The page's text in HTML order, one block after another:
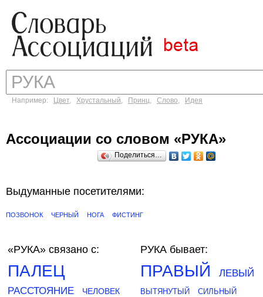
Например: Цвет, Хрустальный, Принц, Слово, Идея
Ассоциации со словом «РУКА»
Поделиться…
Выдуманные посетителями:
ПОЗВОНОК ЧЕРНЫЙ НОГА ФИСТИНГ
«РУКА» связано с:
ПАЛЕЦ
РАССТОЯНИЕ
ЧЕЛОВЕК
РУКА бывает:
ПРАВЫЙ ЛЕВЫЙ
ВЫТЯНУТЫЙ СИЛЬНЫЙ